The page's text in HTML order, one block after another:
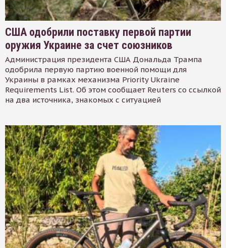
США одобрили поставку первой партии
оружия Украине за счет союзников
Администрация президента США Дональда Трампа
одобрила первую партию военной помощи для
Украины в рамках механизма Priority Ukraine
Requirements List. Об этом сообщает Reuters со ссылкой
на два источника, знакомых с ситуацией